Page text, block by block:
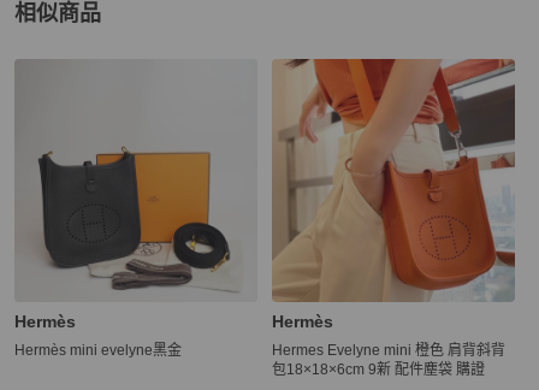
相似商品
更多相似
Hermès
Hermès mini evelyne黑金
Hermès
Hermes Evelyne mini 橙色 肩背斜背
包18×18×6cm 9新 配件塵袋 購證